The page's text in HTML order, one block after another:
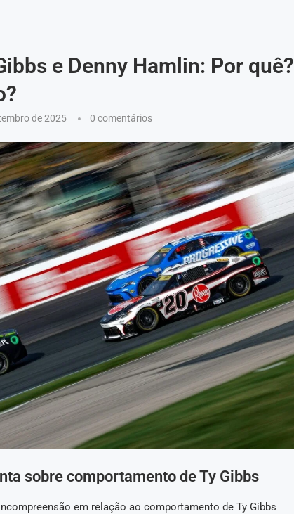
e Denny Hamlin: Por quê?
de 2025 0 comentários
sobre comportamento de Ty Gibbs
em relação ao comportamento de Ty Gibbs